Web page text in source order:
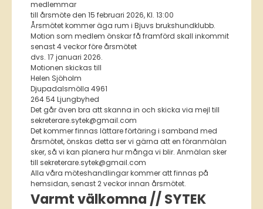
medlemmar
till årsmöte den 15 februari 2026, Kl. 13:00
Årsmötet kommer äga rum i Bjuvs brukshundklubb.
Motion som medlem önskar få framförd skall inkommit
senast 4 veckor före årsmötet
dvs. 17 januari 2026.
Motionen skickas till
Helen Sjöholm
Djupadalsmölla 4961
264 54 Ljungbyhed
Det går även bra att skanna in och skicka via mejl till
sekreterare.sytek@gmail.com
Det kommer finnas lättare förtäring i samband med
årsmötet, önskas detta ser vi gärna att en föranmälan
sker, så vi kan planera hur många vi blir. Anmälan sker
till sekreterare.sytek@gmail.com
Alla våra möteshandlingar kommer att finnas på
hemsidan, senast 2 veckor innan årsmötet.
Varmt välkomna // SYTEK